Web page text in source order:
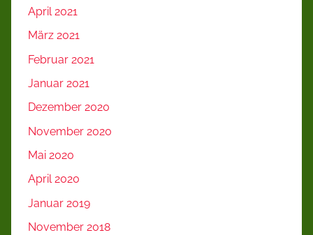
April 2021
März 2021
Februar 2021
Januar 2021
Dezember 2020
November 2020
Mai 2020
April 2020
Januar 2019
November 2018